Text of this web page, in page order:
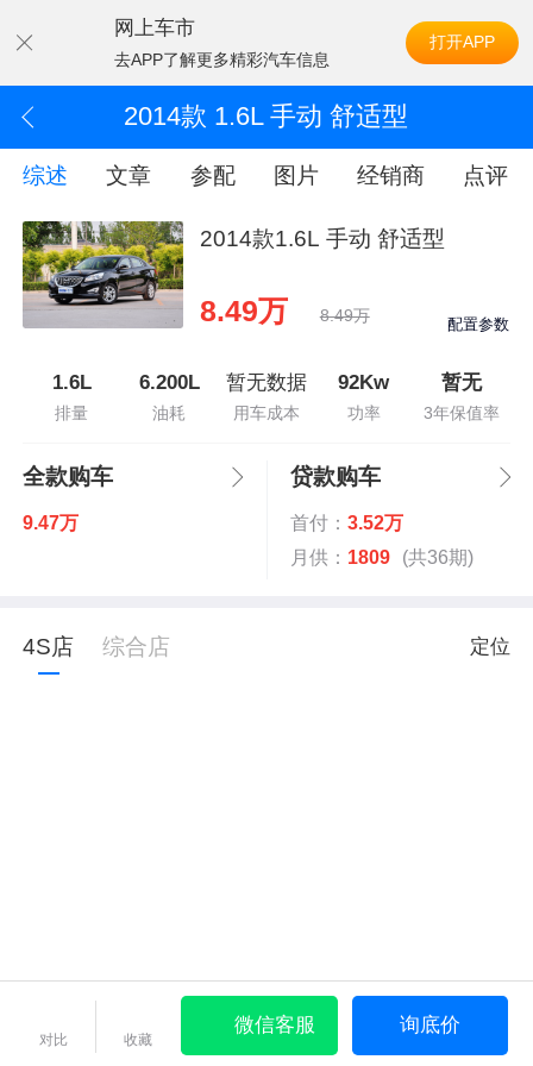
网上车市
去APP了解更多精彩汽车信息
打开APP
2014款 1.6L 手动 舒适型
综述 文章 参配 图片 经销商 点评
2014款1.6L 手动 舒适型
8.49万 8.49万 配置参数
1.6L
排量
6.200L
油耗
暂无数据
用车成本
92Kw
功率
暂无
3年保值率
全款购车
9.47万
贷款购车
首付： 3.52万
月供： 1809 (共36期)
4S店 综合店 定位
对比 收藏
微信客服 询底价